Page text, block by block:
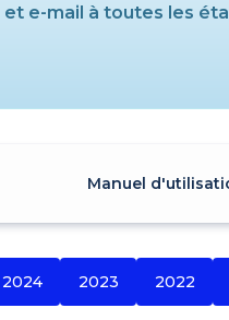
e-mail à toutes les
Manuel
2024 2023 2022